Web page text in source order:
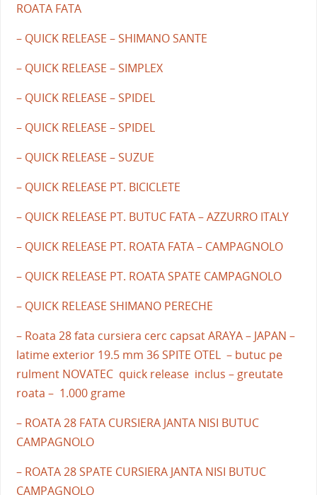
ROATA FATA
– QUICK RELEASE – SHIMANO SANTE
– QUICK RELEASE – SIMPLEX
– QUICK RELEASE – SPIDEL
– QUICK RELEASE – SPIDEL
– QUICK RELEASE – SUZUE
– QUICK RELEASE PT. BICICLETE
– QUICK RELEASE PT. BUTUC FATA – AZZURRO ITALY
– QUICK RELEASE PT. ROATA FATA – CAMPAGNOLO
– QUICK RELEASE PT. ROATA SPATE CAMPAGNOLO
– QUICK RELEASE SHIMANO PERECHE
– Roata 28 fata cursiera cerc capsat ARAYA – JAPAN –
latime exterior 19.5 mm 36 SPITE OTEL – butuc pe
rulment NOVATEC quick release inclus – greutate
roata – 1.000 grame
– ROATA 28 FATA CURSIERA JANTA NISI BUTUC
CAMPAGNOLO
– ROATA 28 SPATE CURSIERA JANTA NISI BUTUC
CAMPAGNOLO